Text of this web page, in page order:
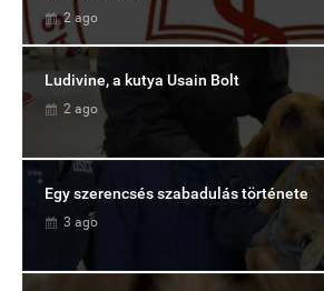
2 ago
Ludivine, a kutya Usain Bolt
2 ago
Egy szerencsés szabadulás története
3 ago